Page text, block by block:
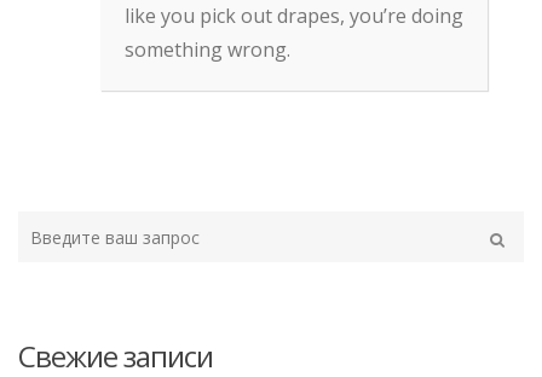
like you pick out drapes, you’re doing
something wrong.
Свежие записи